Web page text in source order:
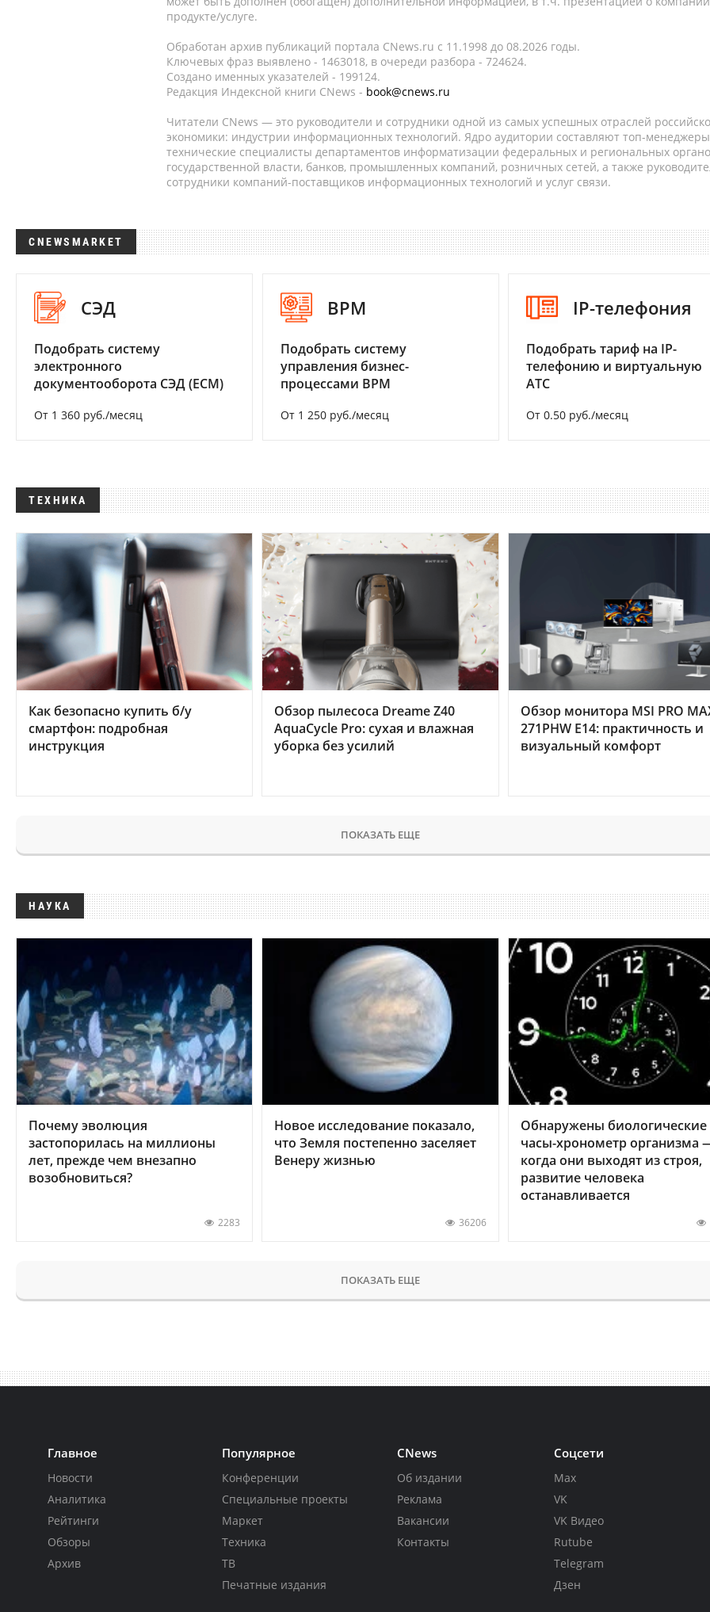
продукте/услуге.
Обработан архив публикаций портала CNews.ru c 11.1998 до 08.2026 годы.
Ключевых фраз выявлено - 1463018, в очереди разбора - 724624.
Создано именных указателей - 199124.
Редакция Индексной книги CNews - book@cnews.ru
Читатели CNews — это руководители и сотрудники одной из самых успешных отраслей
экономики: индустрии информационных технологий. Ядро аудитории составляют топ-
технические специалисты департаментов информатизации федеральных и региональных
государственной власти, банков, промышленных компаний, розничных сетей, а также
сотрудники компаний-поставщиков информационных технологий и услуг связи.
CNEWSMARKET
СЭД
Подобрать систему
электронного
документооборота СЭД (ECM)
От 1 360 руб./месяц
BPM
Подобрать систему
управления бизнес-
процессами BPM
От 1 250 руб./месяц
IP-телефония
Подобрать тариф на IP-
телефонию и виртуальную
АТС
От 0.50 руб./месяц
ТЕХНИКА
Как безопасно купить б/у
смартфон: подробная
инструкция
Обзор пылесоса Dreame Z40
AquaCycle Pro: сухая и влажная
уборка без усилий
Обзор монитора MSI PRO
271PHW E14: практичность и
визуальный комфорт
ПОКАЗАТЬ ЕЩЕ
НАУКА
Почему эволюция
застопорилась на миллионы
лет, прежде чем внезапно
возобновиться?
2283
Новое исследование показало,
что Земля постепенно заселяет
Венеру жизнью
36206
Обнаружены биологические
часы-хронометр организма
когда они выходят из строя,
развитие человека
останавливается
ПОКАЗАТЬ ЕЩЕ
Главное
Новости
Аналитика
Рейтинги
Обзоры
Архив
Популярное
Конференции
Специальные проекты
Маркет
Техника
ТВ
Печатные издания
CNews
Об издании
Реклама
Вакансии
Контакты
Соцсети
Max
VK
VK Видео
Rutube
Telegram
Дзен